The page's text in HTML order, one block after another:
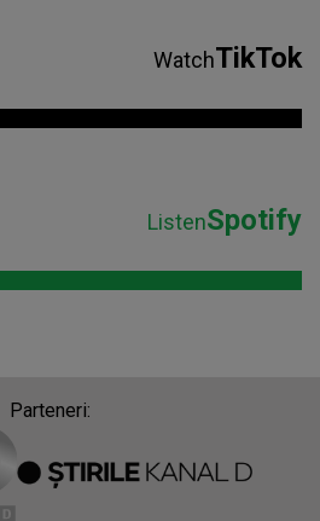
WatchTikTok
ListenSpotify
Parteneri: